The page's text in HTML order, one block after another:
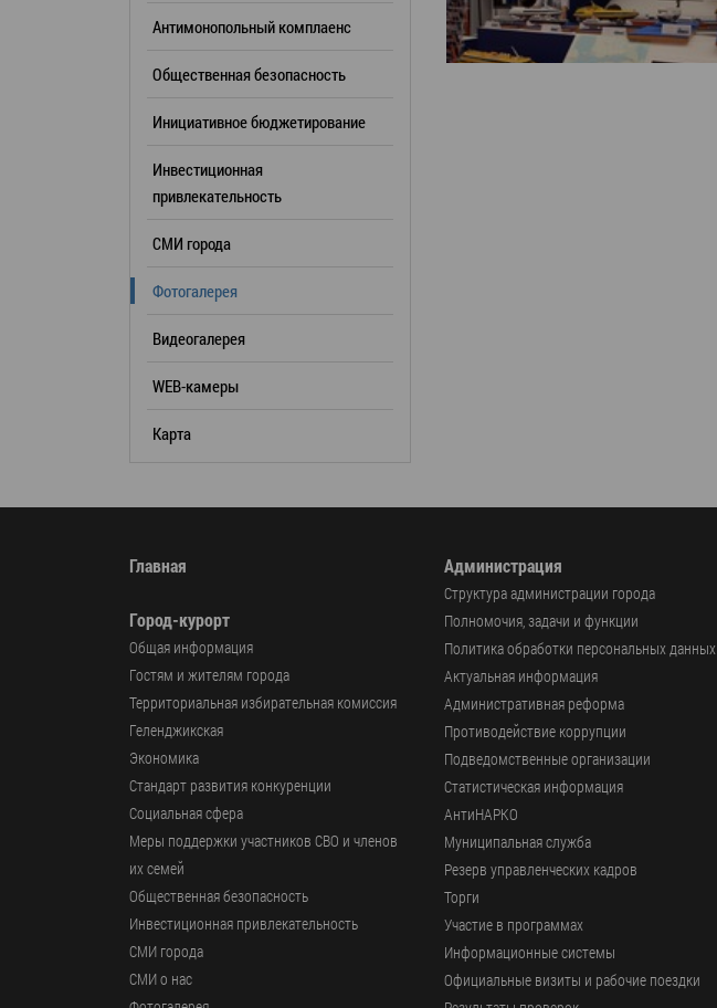
Список руководителей
Антимонопольный комплаенс
Общественная безопасность
Инициативное бюджетирование
Инвестиционная
привлекательность
СМИ города
Фотогалерея
Видеогалерея
WEB-камеры
Карта
Главная
Город-курорт
Общая информация
Гостям и жителям города
Территориальная избирательная комиссия
Геленджикcкая
Экономика
Стандарт развития конкуренции
Социальная сфера
Меры поддержки участников СВО и членов
их семей
Общественная безопасность
Инвестиционная привлекательность
СМИ города
СМИ о нас
Администрация
Структура администрации города
Полномочия, задачи и функции
Политика обработки персональных данных
Актуальная информация
Административная реформа
Противодействие коррупции
Подведомственные организации
Статистическая информация
АнтиНАРКО
Муниципальная служба
Резерв управленческих кадров
Торги
Участие в программах
Информационные системы
Официальные визиты и рабочие поездки